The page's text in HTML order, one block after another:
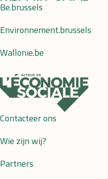
Be.brussels
Environnement.brussels
Wallonie.be
Contacteer ons
Wie zijn wij?
Partners